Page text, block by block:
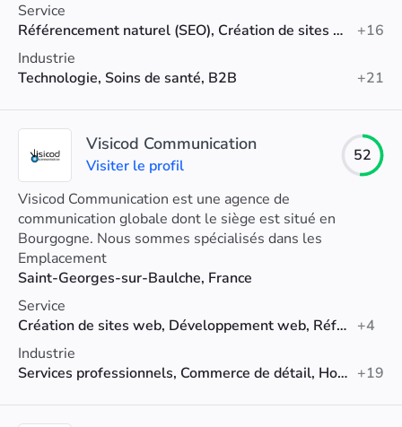
Service
Référencement naturel (SEO), Création de sites web, Maintenance du site
+16
Industrie
Technologie, Soins de santé, B2B
+21
Visicod Communication
Visiter le profil
52
Visicod Communication est une agence de
communication globale dont le siège est situé en
Bourgogne. Nous sommes spécialisés dans les
solutions internet et les supports papier.
Emplacement
Saint-Georges-sur-Baulche, France
Service
Création de sites web, Développement web, Référencement naturel (SEO) +4
Industrie
Services professionnels, Commerce de détail, Hospitalité +19